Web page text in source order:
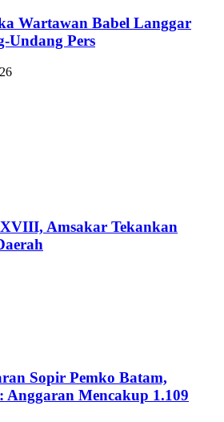
Wartawan Babel Langgar
Undang Pers
Amsakar Tekankan
Sopir Pemko Batam,
Anggaran Mencakup 1.109